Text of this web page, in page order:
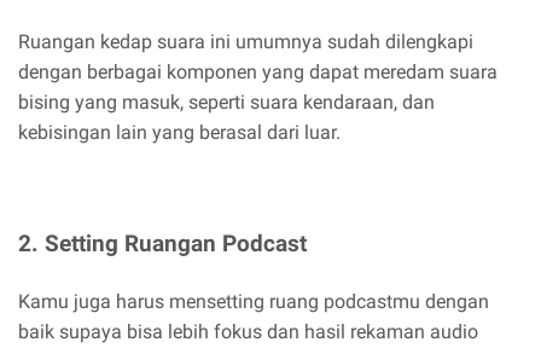
Ruangan kedap suara ini umumnya sudah dilengkapi
dengan berbagai komponen yang dapat meredam suara
bising yang masuk, seperti suara kendaraan, dan
kebisingan lain yang berasal dari luar.
2. Setting Ruangan Podcast
Kamu juga harus mensetting ruang podcastmu dengan
baik supaya bisa lebih fokus dan hasil rekaman audio